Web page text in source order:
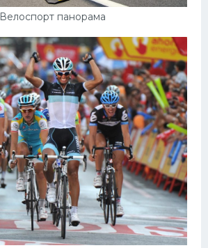
Велоспорт панорама